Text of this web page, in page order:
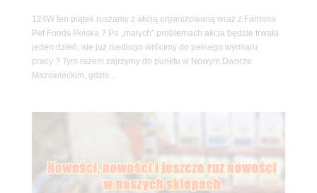
124W ten piątek ruszamy z akcją organizowaną wraz z Farmina
Pet Foods Polska ? Po „małych” problemach akcja będzie trwała
jeden dzień, ale już niedługo wrócimy do pełnego wymiaru
pracy ? Tym razem zajrzymy do punktu w Nowym Dworze
Mazowieckim, gdzie...